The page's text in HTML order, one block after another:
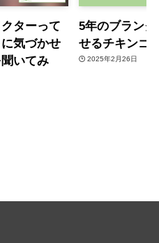
ターって
気づかせ
いてみ
5年のブラン
せるチキンゴ
2025年2月26日